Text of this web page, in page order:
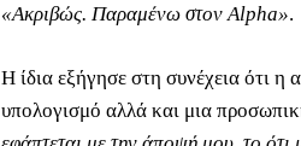
«Ακριβώς. Παραμένω στον Alpha».
Η ίδια εξήγησε στη συνέχεια ότι
υπολογισμό αλλά και μια